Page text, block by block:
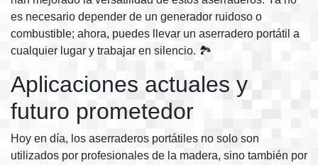
es necesario depender de un generador ruidoso o
combustible; ahora, puedes llevar un aserradero portátil a
cualquier lugar y trabajar en silencio. 🏞️
Aplicaciones actuales y
futuro prometedor
Hoy en día, los aserraderos portátiles no solo son
utilizados por profesionales de la madera, sino también por